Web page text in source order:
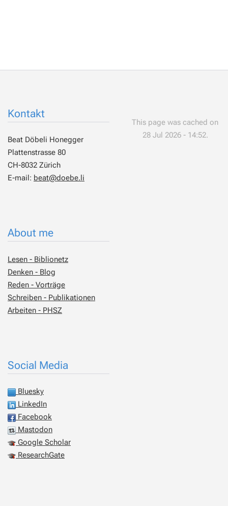
Kontakt
Beat Döbeli Honegger
Plattenstrasse 80
CH-8032 Zürich
E-mail: beat@doebe.li
About me
Lesen - Biblionetz
Denken - Blog
Reden - Vorträge
Schreiben - Publikationen
Arbeiten - PHSZ
Social Media
Bluesky
LinkedIn
Facebook
Mastodon
Google Scholar
ResearchGate
This page was cached on
28 Jul 2026 - 14:52.